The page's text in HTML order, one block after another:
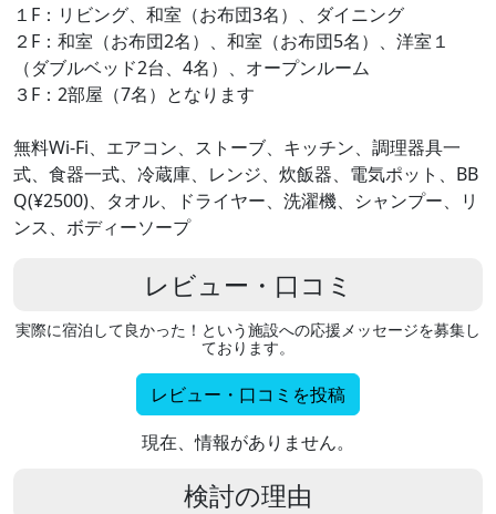
１F：リビング、和室（お布団3名）、ダイニング
２F：和室（お布団2名）、和室（お布団5名）、洋室１
（ダブルベッド2台、4名）、オープンルーム
３F：2部屋（7名）となります
無料Wi-Fi、エアコン、ストーブ、キッチン、調理器具一
式、食器一式、冷蔵庫、レンジ、炊飯器、電気ポット、BB
Q(¥2500)、タオル、ドライヤー、洗濯機、シャンプー、リ
ンス、ボディーソープ
レビュー・口コミ
実際に宿泊して良かった！という施設への応援メッセージを募集し
ております。
レビュー・口コミを投稿
現在、情報がありません。
検討の理由